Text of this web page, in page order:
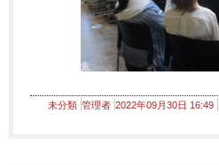
未分類 管理者 2022年09月30日 16:49